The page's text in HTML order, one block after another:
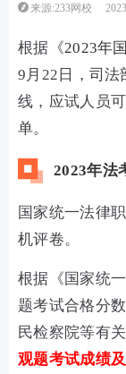
来源:233网校
根据《2023年
9月22日，司法
线，应试人员
单。
2023年法
国家统一法律
机评卷。
根据《国家统
题考试合格分
民检察院等有
观题考试成绩